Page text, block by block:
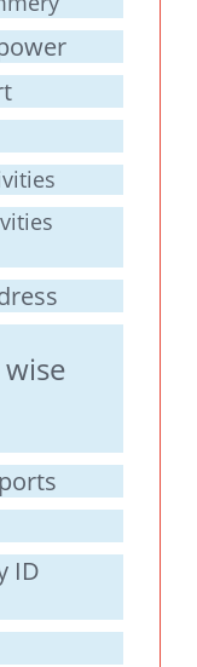
wise
ID